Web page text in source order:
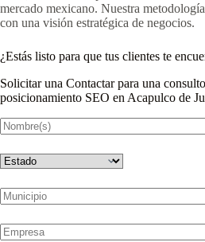
mercado mexicano. Nuestra
con una visión estratégica de negocios.
¿Estás listo para que tus clientes te
Solicitar una Contactar para una
posicionamiento SEO en Acapulco de